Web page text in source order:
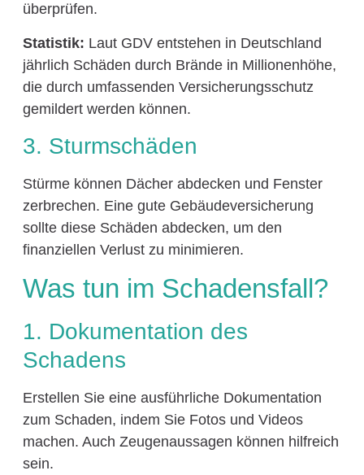
überprüfen.
Statistik: Laut GDV entstehen in Deutschland
jährlich Schäden durch Brände in Millionenhöhe,
die durch umfassenden Versicherungsschutz
gemildert werden können.
3. Sturmschäden
Stürme können Dächer abdecken und Fenster
zerbrechen. Eine gute Gebäudeversicherung
sollte diese Schäden abdecken, um den
finanziellen Verlust zu minimieren.
Was tun im Schadensfall?
1. Dokumentation des
Schadens
Erstellen Sie eine ausführliche Dokumentation
zum Schaden, indem Sie Fotos und Videos
machen. Auch Zeugenaussagen können hilfreich
sein.